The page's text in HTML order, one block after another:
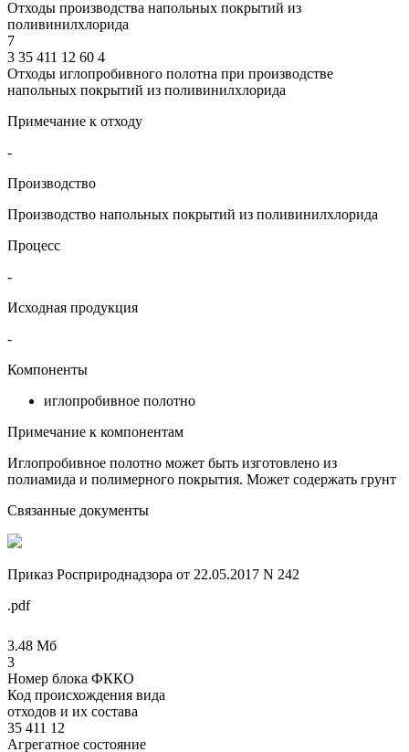
Отходы производства напольных покрытий из
поливинилхлорида
7
3 35 411 12 60 4
Отходы иглопробивного полотна при производстве
напольных покрытий из поливинилхлорида
Примечание к отходу
-
Производство
Производство напольных покрытий из поливинилхлорида
Процесс
-
Исходная продукция
-
Компоненты
иглопробивное полотно
Примечание к компонентам
Иглопробивное полотно может быть изготовлено из
полиамида и полимерного покрытия. Может содержать грунт
Связанные документы
Приказ Росприроднадзора от 22.05.2017 N 242
.pdf
3.48 Мб
3
Номер блока ФККО
Код происхождения вида
отходов и их состава
35 411 12
Агрегатное состояние